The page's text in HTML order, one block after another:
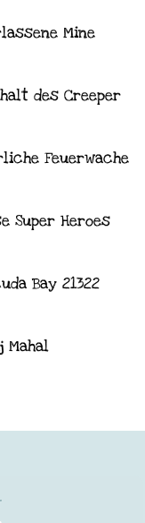
Mine
des Creeper
Feuerwache
Super Heroes
Bay 21322
Mahal